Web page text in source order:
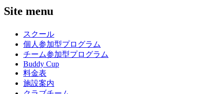
Site menu
スクール
個人参加型プログラム
チーム参加型プログラム
Buddy Cup
料金表
施設案内